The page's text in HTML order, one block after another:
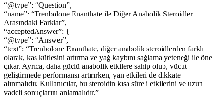
“@type”: “Question”,
“name”: “Trenbolone Enanthate ile Diğer Anabolik Steroidler
Arasındaki Farklar”,
“acceptedAnswer”: {
“@type”: “Answer”,
“text”: “Trenbolone Enanthate, diğer anabolik steroidlerden farklı
olarak, kas kütlesini artırma ve yağ kaybını sağlama yeteneği ile öne
çıkar. Ayrıca, daha güçlü anabolik etkilere sahip olup, vücut
geliştirmede performansı artırırken, yan etkileri de dikkate
alınmalıdır. Kullanıcılar, bu steroidin kısa süreli etkilerini ve uzun
vadeli sonuçlarını anlamalıdır.”